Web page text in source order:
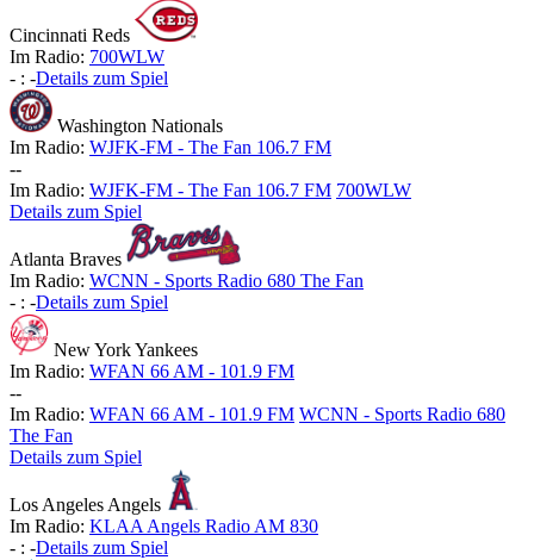
Cincinnati Reds
Im Radio: 700WLW
- : -Details zum Spiel
Washington Nationals
Im Radio: WJFK-FM - The Fan 106.7 FM
--
Im Radio: WJFK-FM - The Fan 106.7 FM 700WLW
Details zum Spiel
Atlanta Braves
Im Radio: WCNN - Sports Radio 680 The Fan
- : -Details zum Spiel
New York Yankees
Im Radio: WFAN 66 AM - 101.9 FM
--
Im Radio: WFAN 66 AM - 101.9 FM WCNN - Sports Radio 680
The Fan
Details zum Spiel
Los Angeles Angels
Im Radio: KLAA Angels Radio AM 830
- : -Details zum Spiel